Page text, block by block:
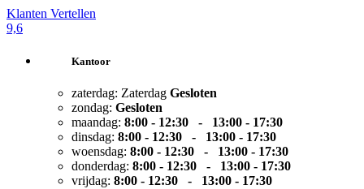
Klanten Vertellen
9,6
Kantoor
zaterdag: Zaterdag Gesloten
zondag: Gesloten
maandag: 8:00 - 12:30 - 13:00 - 17:30
dinsdag: 8:00 - 12:30 - 13:00 - 17:30
woensdag: 8:00 - 12:30 - 13:00 - 17:30
donderdag: 8:00 - 12:30 - 13:00 - 17:30
vrijdag: 8:00 - 12:30 - 13:00 - 17:30